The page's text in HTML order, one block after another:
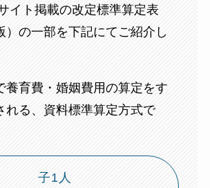
イト掲載の改定標準算定表
）の一部を下記にてご紹介し
養育費・婚姻費用の算定をす
れる、資料標準算定方式で
子1人